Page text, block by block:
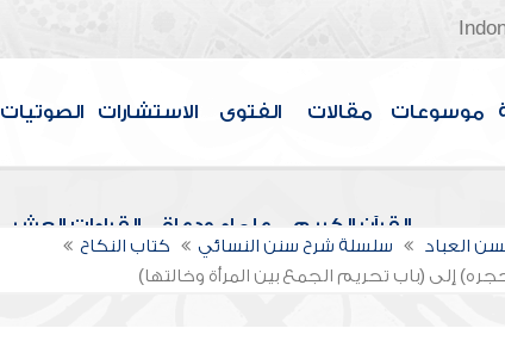
موسوعات مقالات الفتوى الاستشارات الصوتيات
القرآن الكريم علماء ودعاة القراءات العشر
العباد سلسلة شرح سنن النسائي
كتاب النكاح
إلى (باب تحريم الجمع بين المرأة وخالتها)